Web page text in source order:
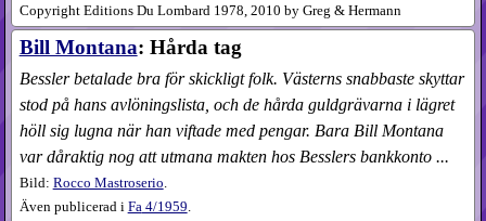
Copyright Editions Du Lombard 1978, 2010 by Greg & Hermann
Bill Montana: Hårda tag
Bessler betalade bra för skickligt folk. Västerns snabbaste skyttar
stod på hans avlöningslista, och de hårda guldgrävarna i lägret
höll sig lugna när han viftade med pengar. Bara Bill Montana
var dåraktig nog att utmana makten hos Besslers bankkonto ...
Bild: Rocco Mastroserio.
Även publicerad i Fa4​/1959.